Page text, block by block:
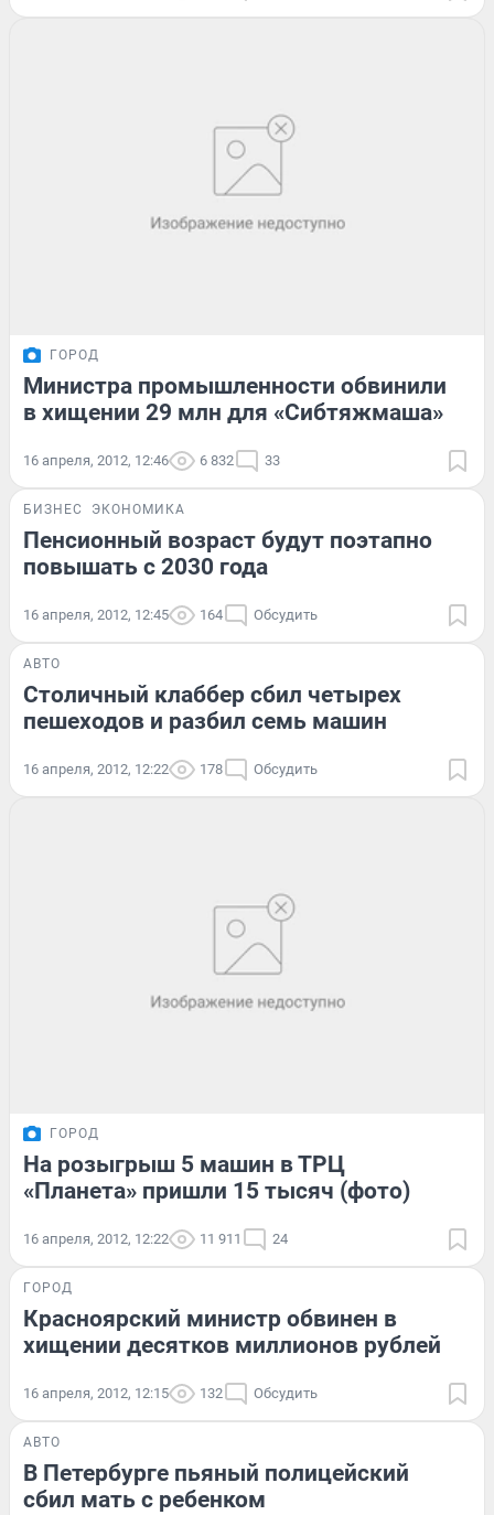
ГОРОД
Министра промышленности обвинили
в хищении 29 млн для «Сибтяжмаша»
16 апреля, 2012, 12:46 6 832 33
БИЗНЕС ЭКОНОМИКА
Пенсионный возраст будут поэтапно
повышать с 2030 года
16 апреля, 2012, 12:45 164 Обсудить
АВТО
Столичный клаббер сбил четырех
пешеходов и разбил семь машин
16 апреля, 2012, 12:22 178 Обсудить
ГОРОД
На розыгрыш 5 машин в ТРЦ
«Планета» пришли 15 тысяч (фото)
16 апреля, 2012, 12:22 11 911 24
ГОРОД
Красноярский министр обвинен в
хищении десятков миллионов рублей
16 апреля, 2012, 12:15 132 Обсудить
АВТО
В Петербурге пьяный полицейский
сбил мать с ребенком